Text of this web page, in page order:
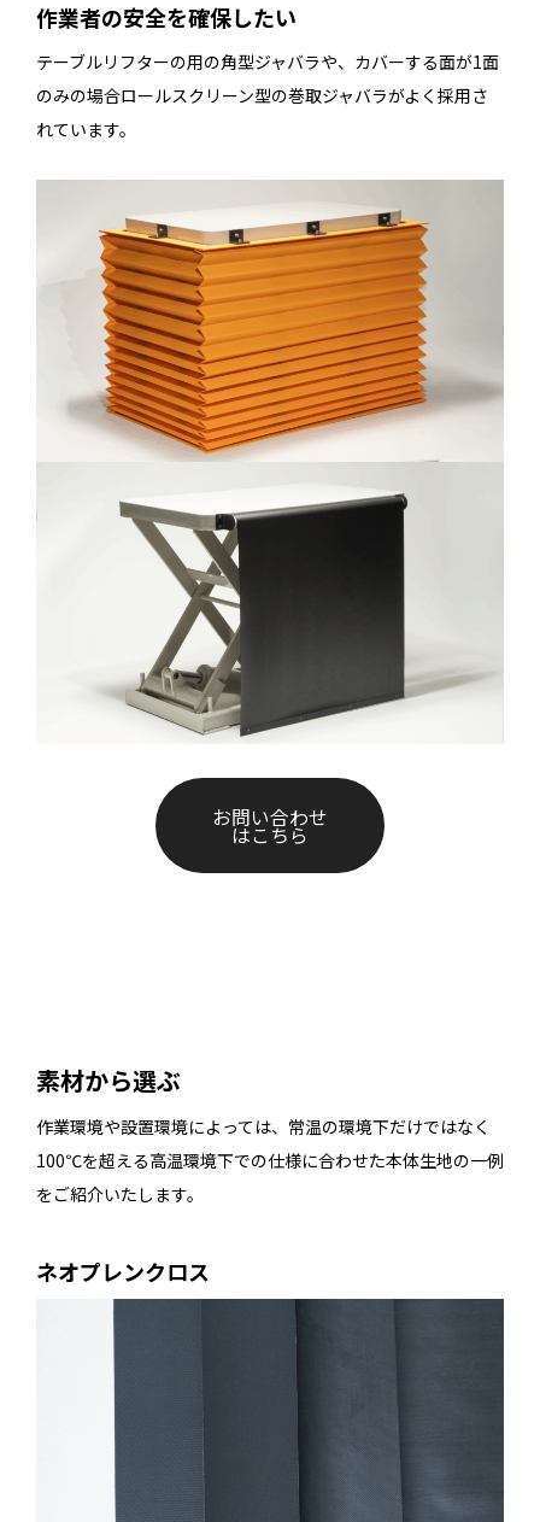
作業者の安全を確保したい
テーブルリフターの用の角型ジャバラや、カバーする面が1面
のみの場合ロールスクリーン型の巻取ジャバラがよく採用さ
れています。
お問い合わせ
はこちら
素材から選ぶ
作業環境や設置環境によっては、常温の環境下だけではなく
100℃を超える高温環境下での仕様に合わせた本体生地の一例
をご紹介いたします。
ネオプレンクロス